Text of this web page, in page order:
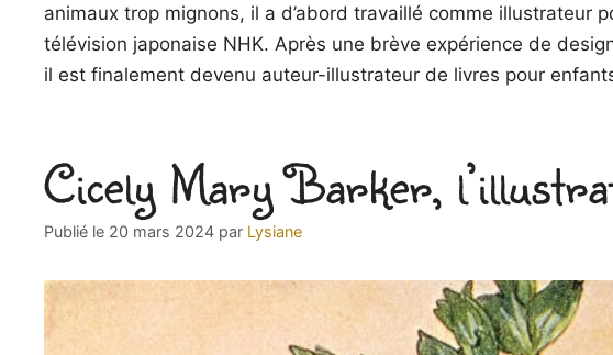
animaux trop mignons, il a d’abord travaillé comme illustrateur
télévision japonaise NHK. Après une brève expérience de
il est finalement devenu auteur-illustrateur de livres pour
Cicely Mary Barker,
20 mars 2024 par Lysiane